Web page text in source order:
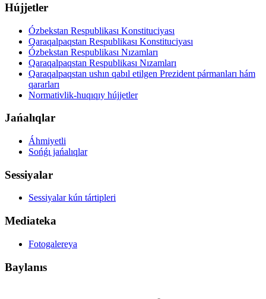
Hújjetler
Ózbekstan Respublikası Konstituciyası
Qaraqalpaqstan Respublikası Konstituciyası
Ózbekstan Respublikası Nızamları
Qaraqalpaqstan Respublikası Nızamları
Qaraqalpaqstan ushın qabıl etilgen Prezident pármanları hám
qararları
Normativlik-huqıqıy hújjetler
Jańalıqlar
Áhmiyetli
Sońǵı jańalıqlar
Sessiyalar
Sessiyalar kún tártipleri
Mediateka
Fotogalereya
Baylanıs